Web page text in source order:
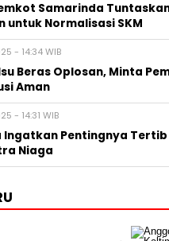
Samarinda
untuk Normalisasi SKM
- 14:34 WIB
Beras Oplosan, Minta
Aman
- 14:31 WIB
Ingatkan Pentingnya
Niaga